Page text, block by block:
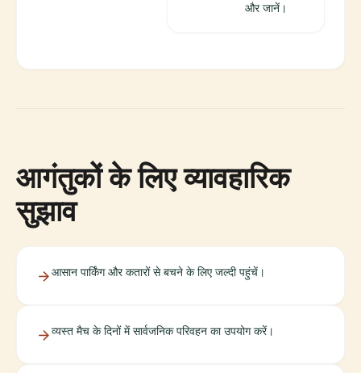
और जानें।
आगंतुकों के लिए व्यावहारिक
सुझाव
आसान पार्किंग और कतारों से बचने के लिए जल्दी पहुंचें।
व्यस्त मैच के दिनों में सार्वजनिक परिवहन का उपयोग करें।